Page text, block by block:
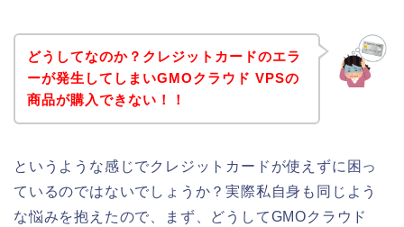
どうしてなのか？クレジットカードのエラ
ーが発生してしまいGMOクラウド VPSの
商品が購入できない！！
というような感じでクレジットカードが使えずに困っ
ているのではないでしょうか？実際私自身も同じよう
な悩みを抱えたので、まず、どうしてGMOクラウド